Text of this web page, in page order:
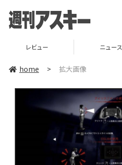
レビュー ニュース
home > 拡大画像